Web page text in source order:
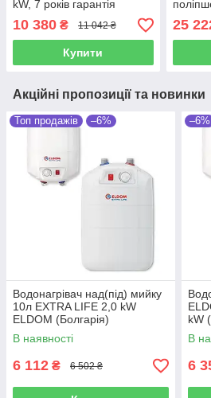
kW, 7 років гарантія
ELDOM (Болгарія)
10 380 ₴ 11 042 ₴
Купити
25
Акційні пропозиції та новинки
Топ продажів –6%
Водонагрівач над(під) мийку
10л EXTRA LIFE 2,0 kW
ELDOM (Болгарія)
В наявності
6 112 ₴ 6 502 ₴
–6%
kW
В
6